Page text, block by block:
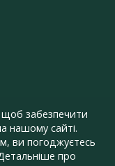
забезпечити
нашому сайті.
ви погоджуєтесь
про